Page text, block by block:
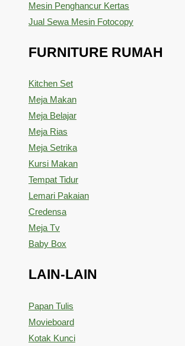
Mesin Penghancur Kertas
Jual Sewa Mesin Fotocopy
FURNITURE RUMAH
Kitchen Set
Meja Makan
Meja Belajar
Meja Rias
Meja Setrika
Kursi Makan
Tempat Tidur
Lemari Pakaian
Credensa
Meja Tv
Baby Box
LAIN-LAIN
Papan Tulis
Movieboard
Kotak Kunci